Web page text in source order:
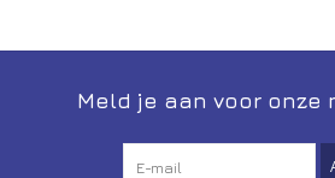
GereedschapMeld je aan voor onze